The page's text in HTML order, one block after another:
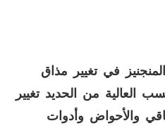
في تغيير مذاق
العالية من الحديد تغيير
والأحواض وأدوات